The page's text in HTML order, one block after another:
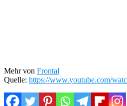
Mehr von Frontal
Quelle: https://www.youtube.com/